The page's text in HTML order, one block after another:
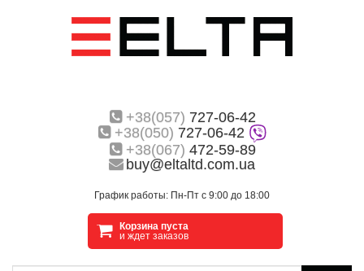
+38(057) 727-06-42
+38(050) 727-06-42
+38(067) 472-59-89
buy@eltaltd.com.ua
График работы: Пн-Пт с 9:00 до 18:00
Корзина пуста
и ждет заказов